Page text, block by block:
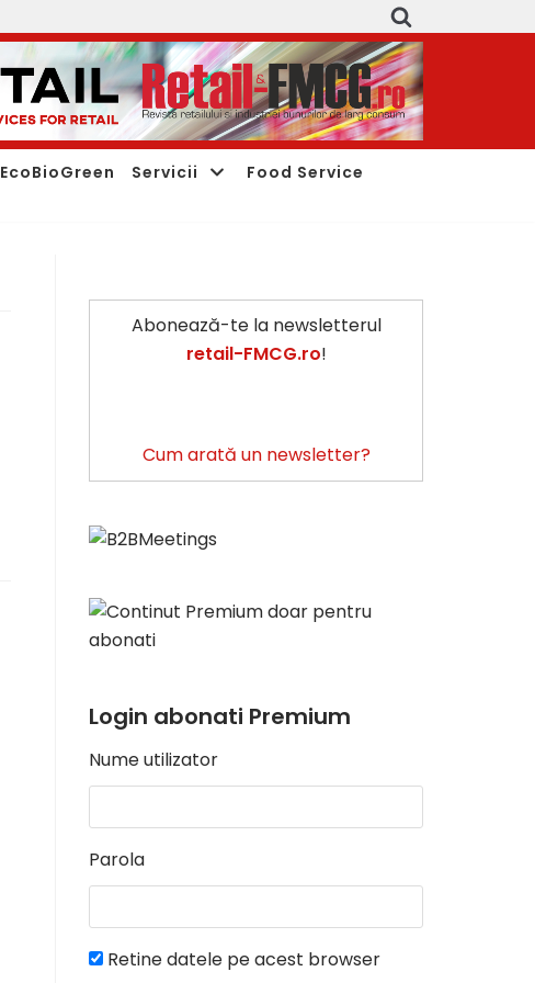
EcoBioGreen Servicii
Food Service
Abonează-te la newsletterul
retail-FMCG.ro!
Cum arată un newsletter?
Login abonati Premium
Nume utilizator
Parola
Retine datele pe acest browser